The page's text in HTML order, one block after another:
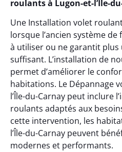
roulants à Lugon-et-l’Île-
Une Installation volet
lorsque l’ancien système
à utiliser ou ne garantit plus
suffisant. L’installation de
permet d’améliorer le
habitations. Le Dépannage
l’Île-du-Carnay peut inclure
roulants adaptés aux
cette intervention, les
l’Île-du-Carnay peuvent
modernes et performants.